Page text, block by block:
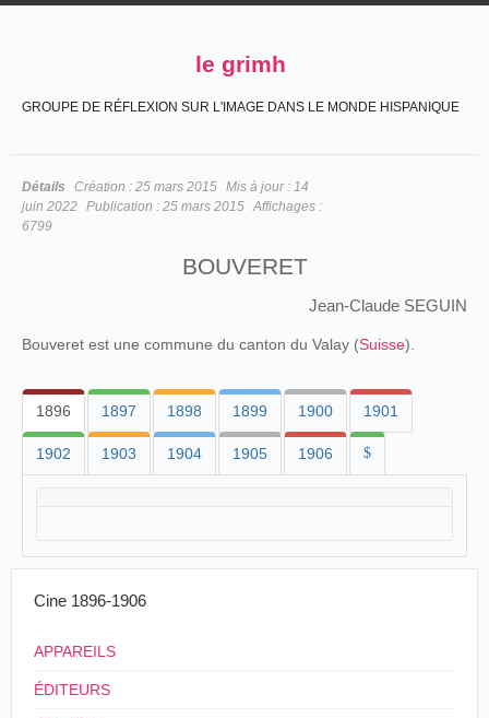
le grimh
GROUPE DE RÉFLEXION SUR L'IMAGE DANS LE MONDE HISPANIQUE
Détails Création : 25 mars 2015 Mis à jour : 14
juin 2022 Publication : 25 mars 2015 Affichages :
6799
BOUVERET
Jean-Claude SEGUIN
Bouveret est une commune du canton du Valay (Suisse).
1896 1897 1898 1899 1900 1901
1902 1903 1904 1905 1906 $
Cine 1896-1906
APPAREILS
ÉDITEURS